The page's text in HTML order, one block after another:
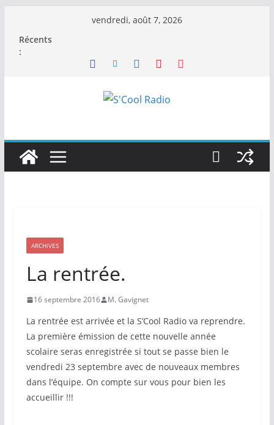
contenu
vendredi, août 7, 2026
Récents
:
ARCHIVES
La rentrée.
16 septembre 2016 M. Gavignet
La rentrée est arrivée et la S’Cool Radio va reprendre.
La première émission de cette nouvelle année
scolaire seras enregistrée si tout se passe bien le
vendredi 23 septembre avec de nouveaux membres
dans l’équipe. On compte sur vous pour bien les
accueillir !!!